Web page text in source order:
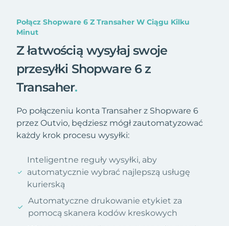
Połącz Shopware 6 Z Transaher W Ciągu Kilku
Minut
Z łatwością wysyłaj swoje
przesyłki Shopware 6 z
Transaher.
Po połączeniu konta Transaher z Shopware 6
przez Outvio, będziesz mógł zautomatyzować
każdy krok procesu wysyłki:
Inteligentne reguły wysyłki, aby
automatycznie wybrać najlepszą usługę
kurierską
Automatyczne drukowanie etykiet za
pomocą skanera kodów kreskowych